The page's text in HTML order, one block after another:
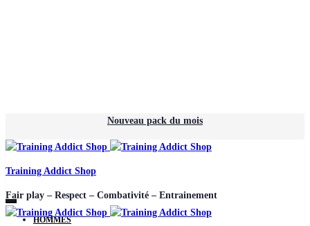
Nouveau pack du mois
Training Addict Shop
Fair play – Respect – Combativité – Entrainement
HOMMES